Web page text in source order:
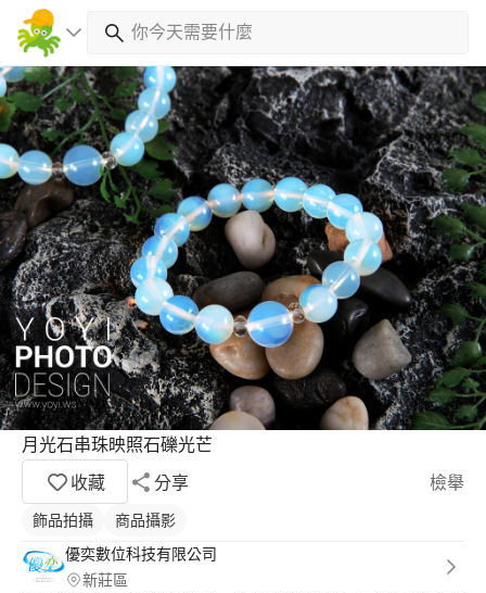
月光石串珠映照石礫光芒
收藏
分享 檢舉
飾品拍攝
商品攝影
優奕數位科技有限公司
新莊區